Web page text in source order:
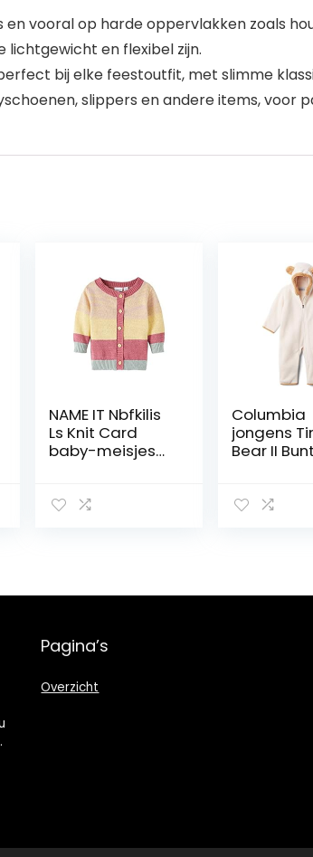
en vooral op harde oppervlakken zoals
lichtgewicht en flexibel zijn.
bij elke feestoutfit, met slimme
slippers en andere items,
NAME IT Nbfkilis
Ls Knit Card
baby-meisjes
Columbia
jongens
Bear II
Pagina’s
Overzicht